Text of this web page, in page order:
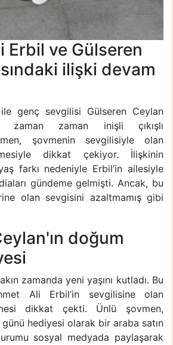
Erbil ve Gülseren
ilişki devam
genç sevgilisi Gülseren Ceylan
zaman zaman inişli çıkışlı
şovmenin sevgilisiyle olan
dikkat çekiyor. İlişkinin
farkı nedeniyle Erbil’in ailesiyle
gündeme gelmişti. Ancak, bu
olan sevgisini azaltmamış gibi
doğum
zamanda yeni yaşını kutladı. Bu
Ali Erbil’in sevgilisine olan
dikkat çekti. Ünlü şovmen,
hediyesi olarak bir araba satın
sosyal medyada paylaşarak